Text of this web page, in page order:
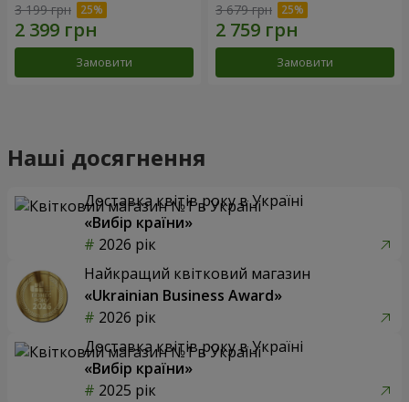
3 199 грн
Замовити
3 679 грн
Замовити
Наші досягнення
Доставка квітів року в Україні
«Вибір країни»
2026 рік
Найкращий квітковий магазин
«Ukrainian Business Award»
2026 рік
Доставка квітів року в Україні
«Вибір країни»
2025 рік